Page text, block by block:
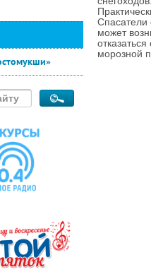
Спасатели
может
морозной